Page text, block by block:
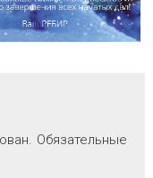
Обязательные